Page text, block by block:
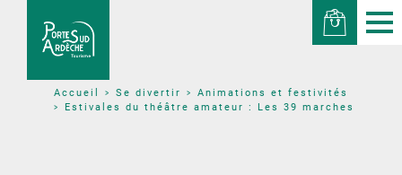
Accueil Se divertir
Animations et festivités
Estivales du théâtre amateur : Les 39 marches